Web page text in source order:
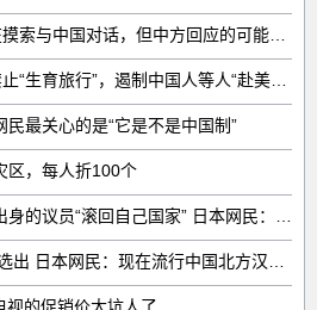
最关心的是“它是不是中国制”
区，每人折100个
视的促销价太坑人了